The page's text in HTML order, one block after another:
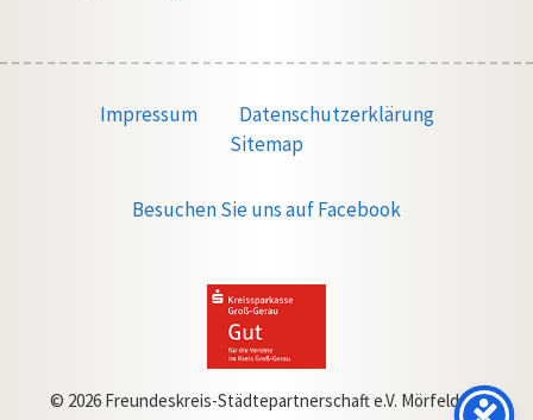
Impressum
Datenschutzerklärung
Sitemap
Besuchen Sie uns auf Facebook
© 2026 Freundeskreis-Städtepartnerschaft e.V. Mörfelden-